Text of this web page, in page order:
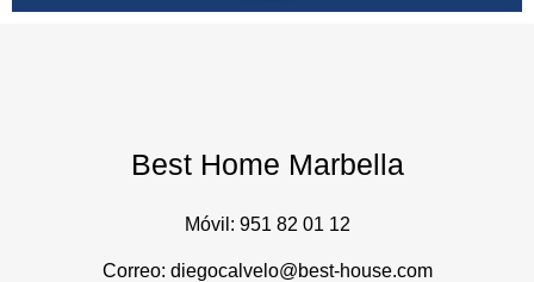
Best Home Marbella
Móvil: 951 82 01 12
Correo: diegocalvelo@best-house.com